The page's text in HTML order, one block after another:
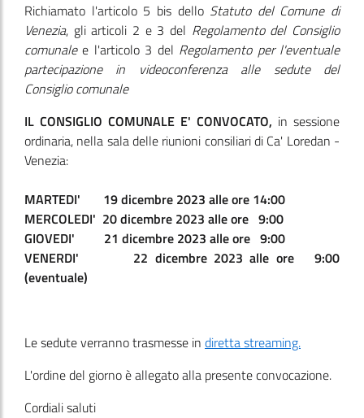
Richiamato l'articolo 5 bis dello Statuto del Comune di
Venezia, gli articoli 2 e 3 del Regolamento del Consiglio
comunalee l'articolo 3 del Regolamento per l'eventuale
partecipazione in videoconferenza alle sedute del
Consiglio comunale
IL CONSIGLIO COMUNALE E' CONVOCATO, in sessione
ordinaria, nella sala delle riunioni consiliari di Ca' Loredan -
Venezia:
MARTEDI' 19 dicembre 2023 alle ore 14:00
MERCOLEDI' 20 dicembre 2023 alle ore 9:00
GIOVEDI' 21 dicembre 2023 alle ore 9:00
VENERDI' 22 dicembre 2023 alle ore 9:00
(eventuale)
Le sedute verranno trasmesse in diretta streaming.
L'ordine del giorno è allegato alla presente convocazione.
Cordiali saluti